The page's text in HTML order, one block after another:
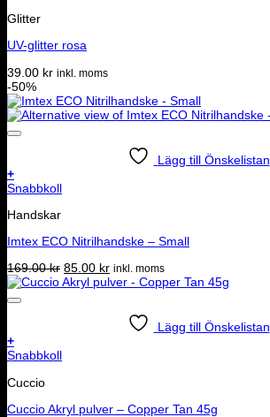
Glitter
UV-glitter rosa
39.00 kr inkl. moms
-50%
Lägg till Önskelistan
+
Snabbkoll
Handskar
Imtex ECO Nitrilhandske – Small
169.00kr Det
ursprungliga
85.00 krDet
nuvarande
85.00 kr.
inkl. moms
Lägg till Önskelistan
+
Snabbkoll
Cuccio
Cuccio Akryl pulver – Copper Tan 45g